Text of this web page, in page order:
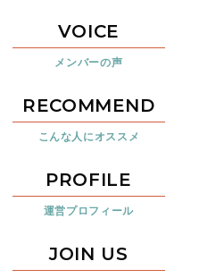
VOICE
メンバーの声
RECOMMEND
こんな人にオススメ
PROFILE
運営プロフィール
JOIN US